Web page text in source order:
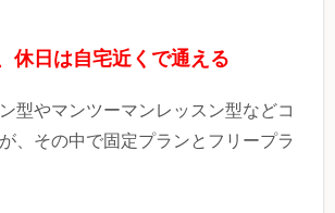
休日は自宅近くで通える
型やマンツーマンレッスン型などコ
、その中で固定プランとフリープラ